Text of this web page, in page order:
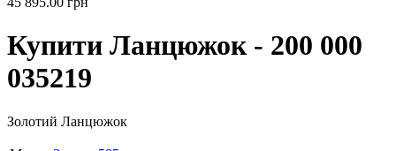
Купити Ланцюжок - 200 000
035219
Золотий Ланцюжок